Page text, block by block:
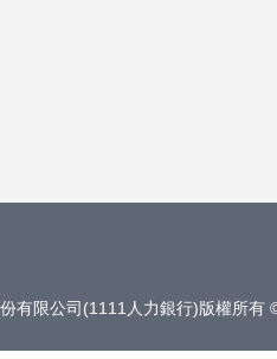
有限公司(1111人力銀行)版權所有